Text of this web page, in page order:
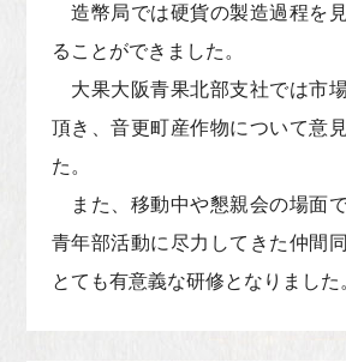
造幣局では硬貨の製造過程を
ることができました。
大果大阪青果北部支社では市
頂き、音更町産作物について意
た。
また、移動中や懇親会の場面
青年部活動に尽力してきた仲間
とても有意義な研修となりました